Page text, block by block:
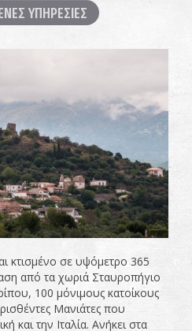
ΥΠΗΡΕΣΙΕΣ
κτισμένο σε υψόμετρο 365
από τα χωριά Σταυροπήγιο
100 μόνιμους κατοίκους
Μανιάτες που
και την Ιταλία. Ανήκει στα